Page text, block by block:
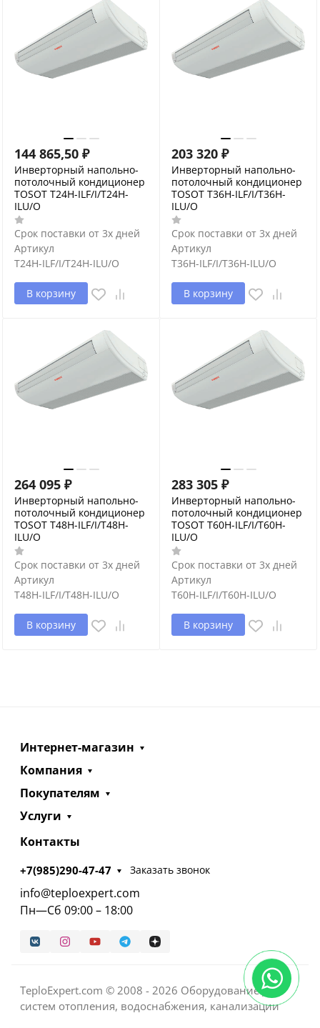
144 865,50 ₽
Инверторный напольно-
потолочный кондиционер
TOSOT T24H-ILF/I/T24H-
ILU/O
Срок поставки от 3х дней
Артикул
T24H-ILF/I/T24H-ILU/O
В корзину
203 320 ₽
Инверторный напольно-
потолочный кондиционер
TOSOT T36H-ILF/I/T36H-
ILU/O
Срок поставки от 3х дней
Артикул
T36H-ILF/I/T36H-ILU/O
В корзину
264 095 ₽
Инверторный напольно-
потолочный кондиционер
TOSOT T48H-ILF/I/T48H-
ILU/O
Срок поставки от 3х дней
Артикул
T48H-ILF/I/T48H-ILU/O
В корзину
283 305 ₽
Инверторный напольно-
потолочный кондиционер
TOSOT T60H-ILF/I/T60H-
ILU/O
Срок поставки от 3х дней
Артикул
T60H-ILF/I/T60H-ILU/O
В корзину
Интернет-магазин
Компания
Покупателям
Услуги
Контакты
+7(985)290-47-47 Заказать звонок
info@teploexpert.com
Пн—Сб 09:00 – 18:00
TeploExpert.com © 2008 - 2026 Оборудование для
систем отопления, водоснабжения, канализации